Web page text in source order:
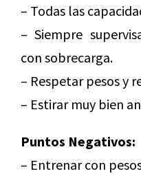
– Todas las
– Siempre
con sobrecarga.
– Respetar pesos y
– Estirar muy bien
Puntos Negativos:
– Entrenar con